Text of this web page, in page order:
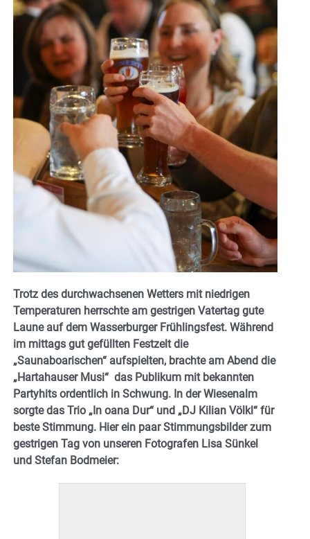
Trotz des durchwachsenen Wetters mit niedrigen
Temperaturen herrschte am gestrigen Vatertag gute
Laune auf dem Wasserburger Frühlingsfest. Während
im mittags gut gefüllten Festzelt die
„Saunaboarischen“ aufspielten, brachte am Abend die
„Hartahauser Musi“ das Publikum mit bekannten
Partyhits ordentlich in Schwung. In der Wiesenalm
sorgte das Trio „In oana Dur“ und „DJ Kilian Völkl“ für
beste Stimmung. Hier ein paar Stimmungsbilder zum
gestrigen Tag von unseren Fotografen Lisa Sünkel
und Stefan Bodmeier: